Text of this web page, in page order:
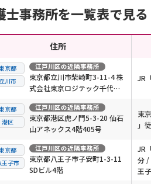
事務所を一覧表で見る
住所
京都
川市
江戸川区の近隣事務所
東京都立川市柴崎町3-11-4 株
式会社東京ロジテック千代田
JR
京都
港区
江戸川区の近隣事務所
東京都港区虎ノ門5-3-20 仙石
山アネックス4階405号
東
」
京都
王子市
江戸川区の近隣事務所
東京都八王子市子安町1-3-11
SDビル4階
JR
分 /
王